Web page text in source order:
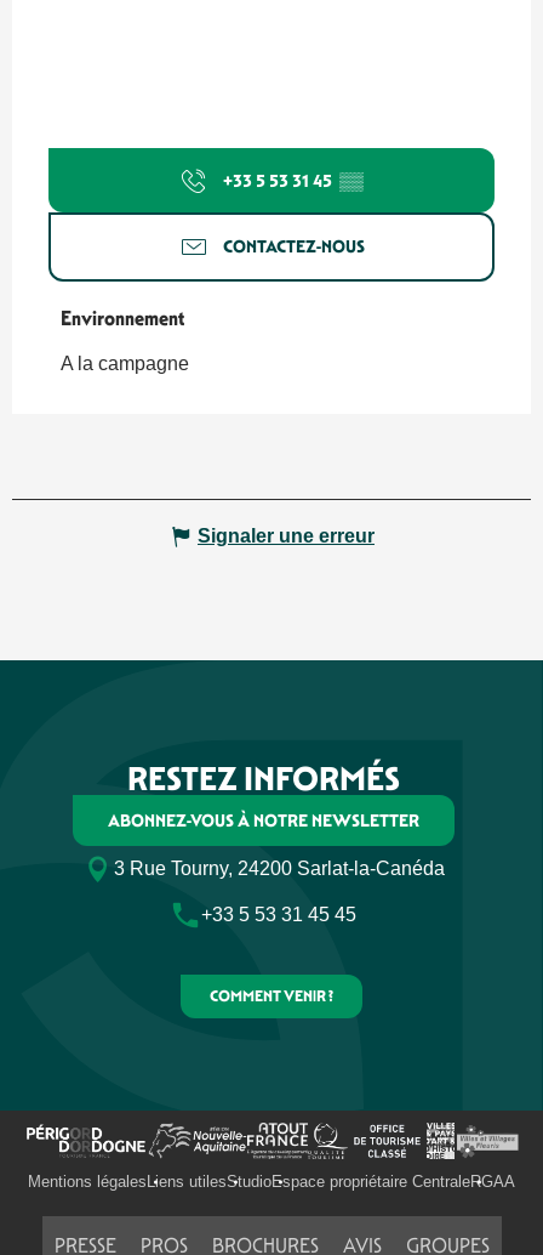
+33 5 53 31 45 ▒▒
CONTACTEZ-NOUS
Environnement
Environnement
A la campagne
Signaler une erreur
RESTEZ INFORMÉS
ABONNEZ-VOUS À NOTRE NEWSLETTER
3 Rue Tourny, 24200 Sarlat-la-Canéda
+33 5 53 31 45 45
COMMENT VENIR ?
Mentions légales Liens utilesStudioEspace propriétaire CentraleRGAA
PRESSE PROS BROCHURES AVIS GROUPES